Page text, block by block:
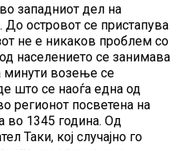
западниот дел на
островот се пристапува
не е никаков проблем со
населението се занимава
минути возење се
што се наоѓа една од
регионот посветена на
во 1345 година. Од
Таки, кој случајно го